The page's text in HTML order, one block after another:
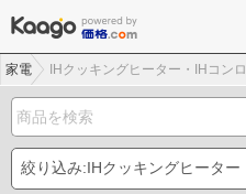
家電 IHクッキングヒーター・IHコンロ